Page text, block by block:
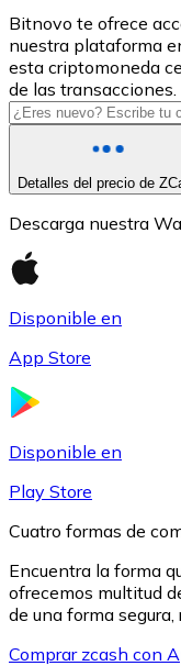
USDC
LTC
XRP
XRP
Bitnovo te ofrece
nuestra plataforma
esta criptomoneda
de las transacciones.
Detalles del precio de
Descarga nuestra
Disponible en
App Store
Disponible en
Play Store
Cuatro formas de
Encuentra la forma
ofrecemos multitud
de una forma
Comprar zcash con